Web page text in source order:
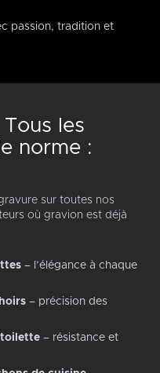
passion, tradition et
les
norme :
sur toutes nos
où gravion est déjà
– l’élégance à chaque
– précision des
toilette – résistance et